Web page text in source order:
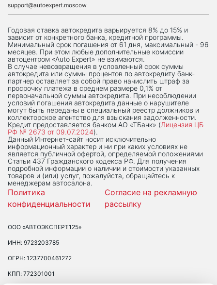
support@autoexpert.moscow
Годовая ставка автокредита варьируется 8% до 15% и
зависит от конкретного банка, кредитной программы.
Минимальный срок погашения от 61 дня, максимальный - 96
месяцев. При этом любые дополнительные комиссии
автоцентром «Auto Expert» не взимаются.
В случае невозвращения в условленный срок суммы
автокредита или суммы процентов по автокредиту банк-
партнер оставляет за собой право начислить штраф за
просрочку платежа в среднем размере 0,1% от
первоначальной суммы автокредита. При несоблюдении
условий погашения автокредита данные о нарушителе
могут быть переданы в специальный реестр должников и
коллекторское агентство для взыскания задолженности.
Кредит предоставляется банком АО «ТБанк» (Лицензия ЦБ
РФ № 2673 от 09.07.2024).
Данный Интернет-сaйт носит исключительно
информационный характер и ни при каких условиях не
является публичной офертой, определяемой положениями
Статьи 437 Гражданского кодекса РФ. Для получения
подробной информации о наличии и стоимости указанных
товаров и (или) услуг, пожалуйста, обращайтесь к
менеджерам автосалона.
Политика
конфиденциальности
Согласие на рекламную
рассылку
ООО «АВТОЭКСПЕРТ125»
ИНН: 9723203785
ОГРН: 1237700461272
КПП: 772301001